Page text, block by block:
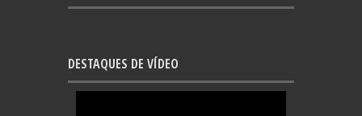
DESTAQUES DE VÍDEO